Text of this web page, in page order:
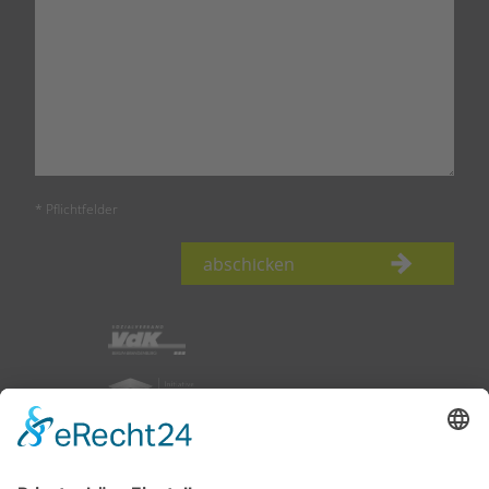
* Pflichtfelder
abschicken